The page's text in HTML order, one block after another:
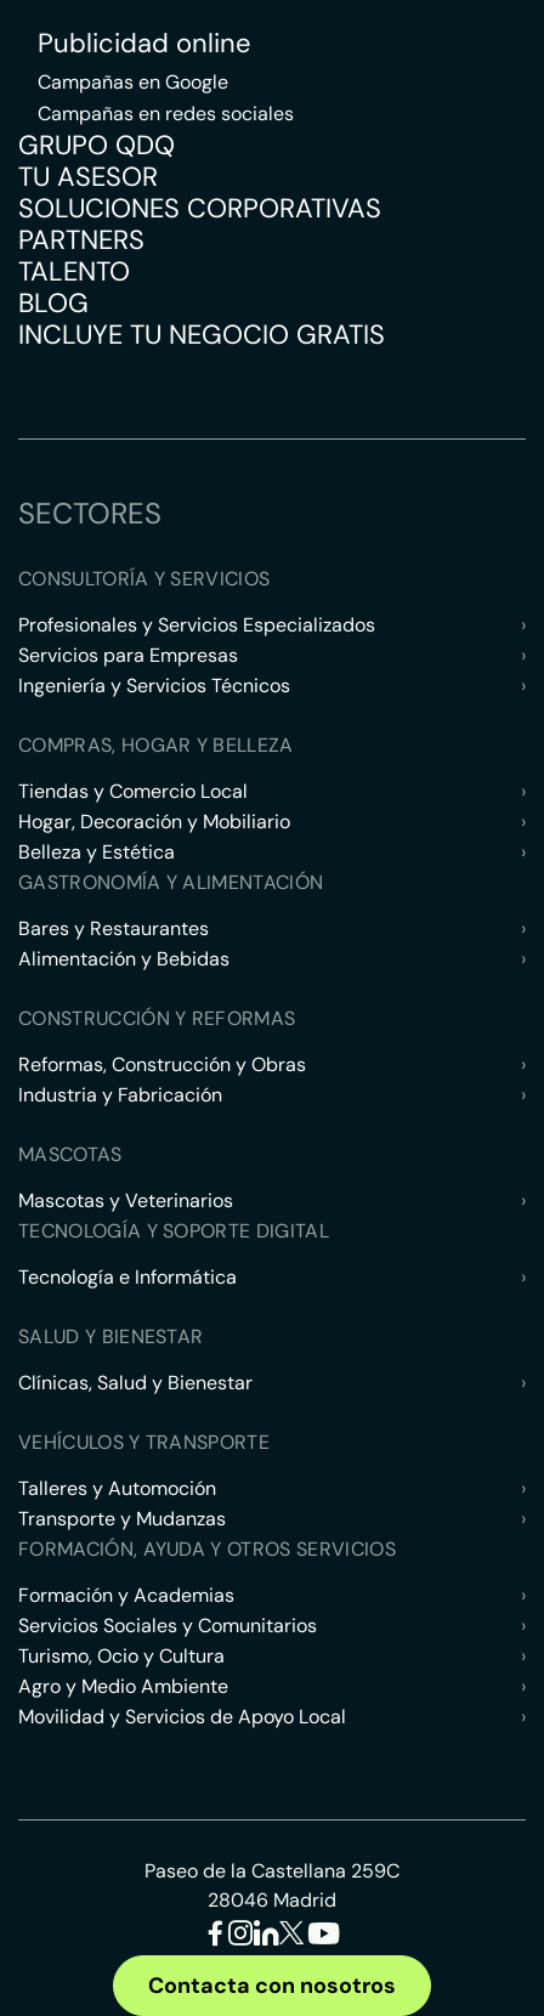
Publicidad online
Campañas en Google
Campañas en redes sociales
GRUPO QDQ
TU ASESOR
SOLUCIONES CORPORATIVAS
PARTNERS
TALENTO
BLOG
INCLUYE TU NEGOCIO GRATIS
SECTORES
CONSULTORÍA Y SERVICIOS
Profesionales y Servicios Especializados
›
Servicios para Empresas
›
Ingeniería y Servicios Técnicos
›
COMPRAS, HOGAR Y BELLEZA
Tiendas y Comercio Local
›
Hogar, Decoración y Mobiliario
›
Belleza y Estética
›
GASTRONOMÍA Y ALIMENTACIÓN
Bares y Restaurantes
›
Alimentación y Bebidas
›
CONSTRUCCIÓN Y REFORMAS
Reformas, Construcción y Obras
›
Industria y Fabricación
›
MASCOTAS
Mascotas y Veterinarios
›
TECNOLOGÍA Y SOPORTE DIGITAL
Tecnología e Informática
›
SALUD Y BIENESTAR
Clínicas, Salud y Bienestar
›
VEHÍCULOS Y TRANSPORTE
Talleres y Automoción
›
Transporte y Mudanzas
›
FORMACIÓN, AYUDA Y OTROS SERVICIOS
Formación y Academias
›
Servicios Sociales y Comunitarios
›
Turismo, Ocio y Cultura
›
Agro y Medio Ambiente
›
Movilidad y Servicios de Apoyo Local
›
Paseo de la Castellana 259C
28046 Madrid
Contacta con nosotros